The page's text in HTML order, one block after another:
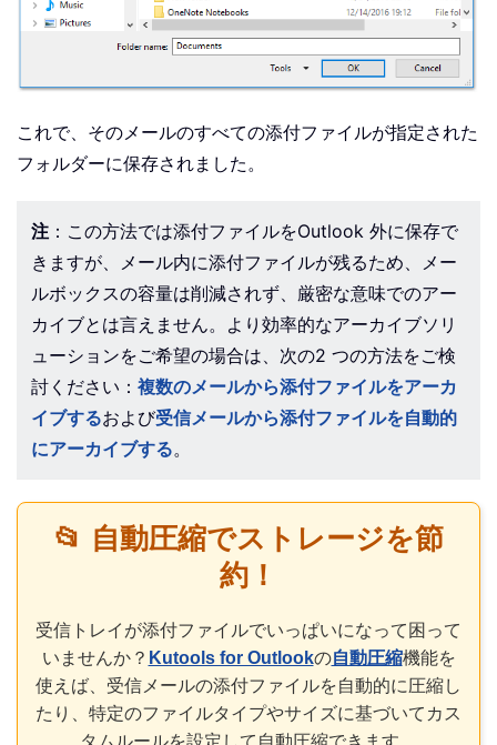
これで、そのメールのすべての添付ファイルが指定された
フォルダーに保存されました。
注 ：この方法では添付ファイルをOutlook 外に保存で
きますが、メール内に添付ファイルが残るため、メー
ルボックスの容量は削減されず、厳密な意味でのアー
カイブとは言えません。より効率的なアーカイブソリ
ューションをご希望の場合は、次の2 つの方法をご検
討ください： 複数のメールから添付ファイルをアーカ
イブするおよび受信メールから添付ファイルを自動的
にアーカイブする。
📂 自動圧縮でストレージを節
約！
受信トレイが添付ファイルでいっぱいになって困って
いませんか？ Kutools for Outlookの自動圧縮機能を
使えば、受信メールの添付ファイルを自動的に圧縮し
たり、特定のファイルタイプやサイズに基づいてカス